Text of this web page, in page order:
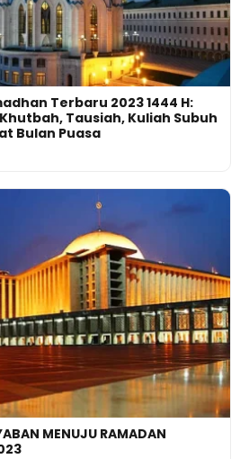
Terbaru 2023 1444 H:
Tausiah, Kuliah Subuh
Bulan Puasa
MENUJU RAMADAN